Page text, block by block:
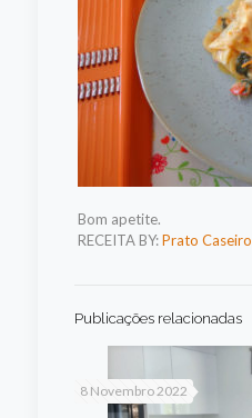
Bom apetite.
RECEITA BY:Prato Caseiro
Publicações relacionadas
8 Novembro 2022